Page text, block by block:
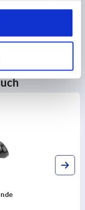
und rundem